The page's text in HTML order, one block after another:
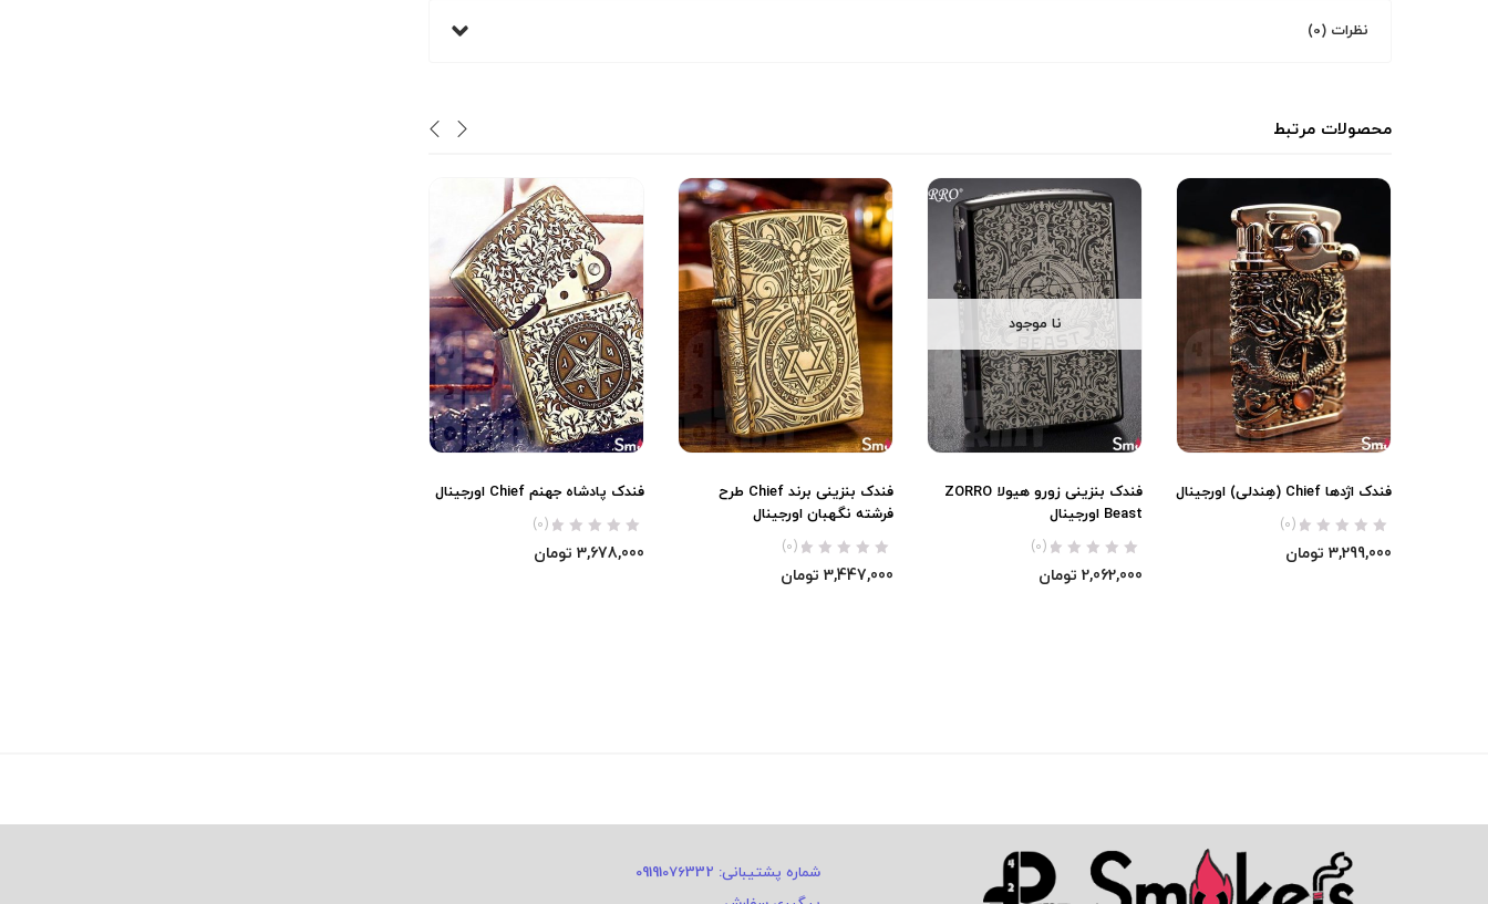
نظرات (0)
محصولات مرتبط
فندک اژدها Chief (هِندلی) اورجینال
(0)
3,299,000 تومان
نا موجود
فندک بنزینی زورو هیولا ZORRO
Beast اورجینال
(0)
2,062,000 تومان
فندک بنزینی برند Chief طرح
فرشته نگهبان اورجینال
(0)
3,447,000 تومان
فندک پادشاه جهنم Chief اورجینال
(0)
3,678,000 تومان
شماره پشتیبانی: 09191076332